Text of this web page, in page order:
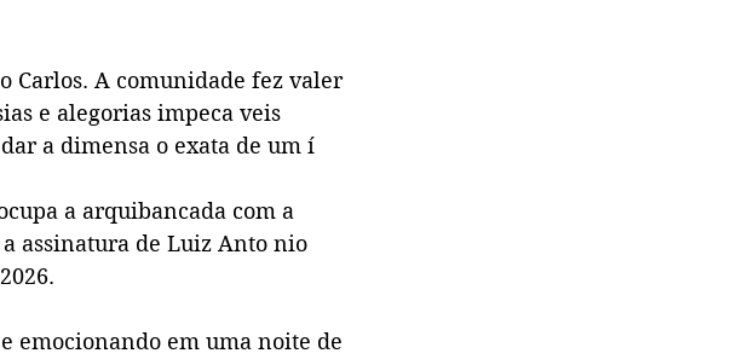
Carlos. A comunidade fez valer
e alegorias impeca veis
a dimensa o exata de um í
a arquibancada com a
assinatura de Luiz Anto nio
emocionando em uma noite de